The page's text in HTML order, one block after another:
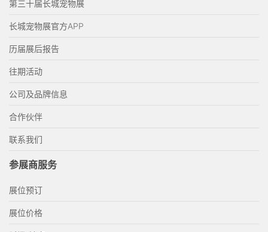
第三十届长城宠物展
长城宠物展官方APP
历届展后报告
往期活动
公司及品牌信息
合作伙伴
联系我们
参展商服务
展位预订
展位价格